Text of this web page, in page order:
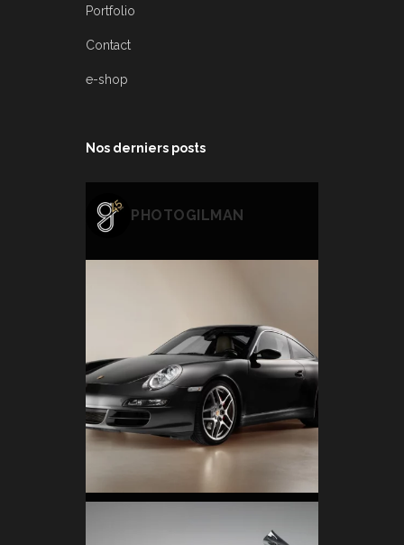
Portfolio
Contact
e-shop
Nos derniers posts
PHOTOGILMAN